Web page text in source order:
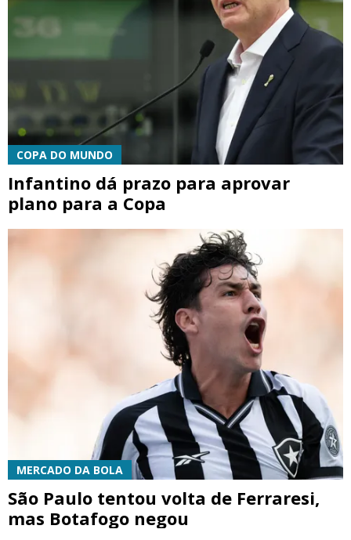
COPA DO MUNDO
Infantino dá prazo para aprovar
plano para a Copa
MERCADO DA BOLA
São Paulo tentou volta de Ferraresi,
mas Botafogo negou